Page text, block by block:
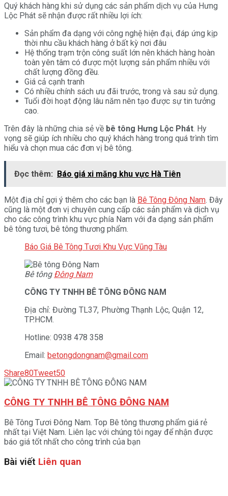
Quý khách hàng khi sử dụng các sản phẩm dịch vụ của Hưng
Lộc Phát sẽ nhận được rất nhiều lợi ích:
Sản phẩm đa dạng với công nghệ hiện đại, đáp ứng kịp
thời nhu cầu khách hàng ở bất kỳ nơi đâu
Hệ thống trạm trộn công suất lớn nên khách hàng hoàn
toàn yên tâm có được một lượng sản phẩm nhiều với
chất lượng đồng đều.
Giá cả cạnh tranh
Có nhiều chính sách ưu đãi trước, trong và sau sử dụng.
Tuổi đời hoạt động lâu năm nên tạo được sự tin tưởng
cao.
Trên đây là những chia sẻ về bê tông Hưng Lộc Phát. Hy
vọng sẽ giúp ích nhiều cho quý khách hàng trong quá trình tìm
hiểu và chọn mua các đơn vị bê tông.
Đọc thêm: Báo giá xi măng khu vực Hà Tiên
Một địa chỉ gợi ý thêm cho các bạn là Bê Tông Đông Nam. Đây
cũng là một đơn vị chuyên cung cấp các sản phẩm và dịch vụ
cho các công trình khu vực phía Nam với đa dạng sản phẩm
bê tông tươi, bê tông thương phẩm.
Báo Giá Bê Tông Tươi Khu Vực Vũng Tàu
Bê tông Đông Nam
CÔNG TY TNHH BÊ TÔNG ĐÔNG NAM
Địa chỉ: Đường TL37, Phường Thạnh Lộc, Quận 12,
TP.HCM.
Hotline: 0938 478 358
Email: betongdongnam@gmail.com
Share80Tweet50
CÔNG TY TNHH BÊ TÔNG ĐÔNG NAM
Bê Tông Tươi Đông Nam. Top Bê tông thương phẩm giá rẻ
nhất tại Việt Nam. Liên lạc với chúng tôi ngay để nhận được
báo giá tốt nhất cho công trình của bạn
Bài viết Liên quan